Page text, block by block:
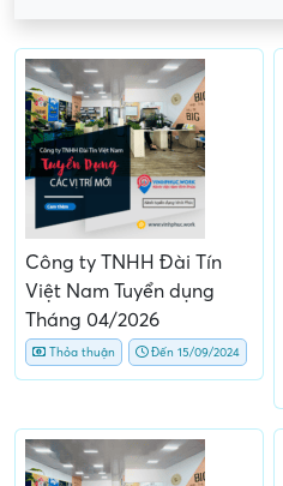
Công ty TNHH Đài Tín
Việt Nam Tuyển dụng
Tháng 04/2026
Thỏa thuận Đến 15/09/2024